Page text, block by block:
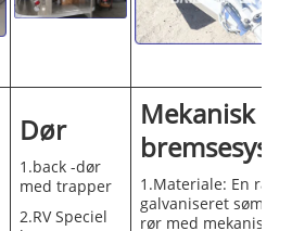
Dør
1.back -dør
med trapper
2.RV Speciel
Mekanisk
1.Materiale: En
galvaniseret søm -
rør med mekanisk